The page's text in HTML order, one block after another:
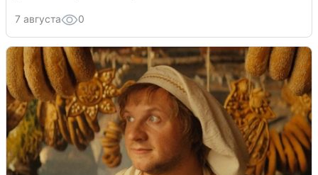
7 августа 0